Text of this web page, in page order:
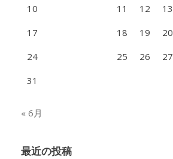
10
11 12 13
17
18 19 20
24
25 26 27
31
« 6月
最近の投稿